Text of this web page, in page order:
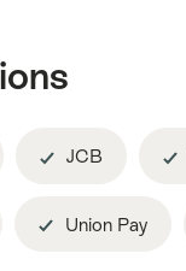
JCB
Union Pay